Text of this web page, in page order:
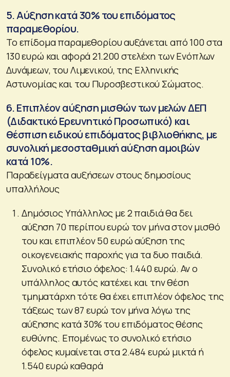
5. Αύξηση κατά 30% του επιδόματος
παραμεθορίου.
Το επίδομα παραμεθορίου αυξάνεται από 100 στα
130 ευρώ και αφορά 21.200 στελέχη των Ενόπλων
Δυνάμεων, του Λιμενικού, της Ελληνικής
Αστυνομίας και του Πυροσβεστικού Σώματος.
6. Επιπλέον αύξηση μισθών των μελών ΔΕΠ
(Διδακτικό Ερευνητικό Προσωπικό) και
θέσπιση ειδικού επιδόματος βιβλιοθήκης, με
συνολική μεσοσταθμική αύξηση αμοιβών
κατά 10%.
Παραδείγματα αυξήσεων στους δημοσίους
υπαλλήλους
Δημόσιος Υπάλληλος με 2 παιδιά θα δει
αύξηση 70 περίπου ευρώ τον μήνα στον μισθό
του και επιπλέον 50 ευρώ αύξηση της
οικογενειακής παροχής για τα δυο παιδιά.
Συνολικό ετήσιο όφελος: 1.440 ευρώ. Αν ο
υπάλληλος αυτός κατέχει και την θέση
τμηματάρχη τότε θα έχει επιπλέον όφελος της
τάξεως των 87 ευρώ τον μήνα λόγω της
αύξησης κατά 30% του επιδόματος θέσης
ευθύνης. Επομένως το συνολικό ετήσιο
όφελος κυμαίνεται στα 2.484 ευρώ μικτά ή
1.540 ευρώ καθαρά